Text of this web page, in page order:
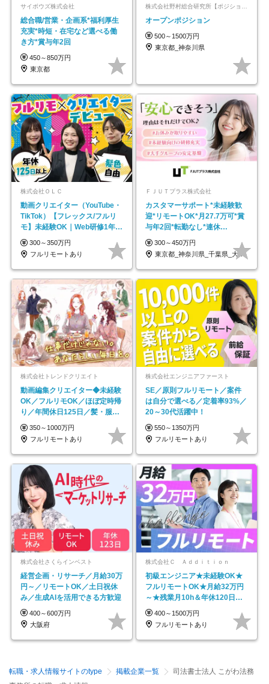
サイボウズ株式会社
総合職/営業・企画系*福利厚生
充実*時短・在宅など選べる働
き方*賞与年2回
450～850万円
東京都
オープンポジション
500～1500万円
東京都_神奈川県
株式会社ＯＬＣ
動画クリエイター（YouTube・
TikTok）【フレックス/フルリ
モ】未経験OK｜Web研修1年間
｜副業OK
300～350万円
フルリモートあり
ＦＪＵＴプラス株式会社
カスタマーサポート*未経験歓
迎*リモートOK*月27.7万可*賞
与年2回*転勤なし*連休
OK/ZE010232
300～450万円
東京都_神奈川県_千葉県_大阪府_愛知県…
株式会社トレンドクリエイト
動画編集クリエイター◆未経験
OK／フルリモOK／ほぼ定時帰
り／年間休日125日／髪・服・
ネイル自由／副業OK
350～1000万円
フルリモートあり
株式会社エンジニアファースト
SE／原則フルリモート／案件
は自分で選べる／定着率93%／
20～30代活躍中！
550～1350万円
フルリモートあり
株式会社さくらインベスト
経営企画・リサーチ／月給30万
円～／リモートOK／土日祝休
み／生成AIを活用できる方歓迎
400～600万円
大阪府
株式会社Ｃ Ａｄｄｉｔｉｏｎ
初級エンジニア★未経験OK★
フルリモートOK★月給32万円
～★残業月10h＆年休120日以
上★副業可
400～1500万円
フルリモートあり
転職・求人情報サイトのtype 掲載企業一覧
司法書士法人 こがわ法務